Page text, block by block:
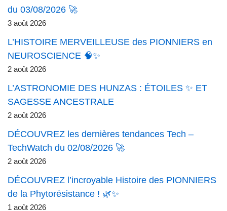
du 03/08/2026 🚀
3 août 2026
L’HISTOIRE MERVEILLEUSE des PIONNIERS en
NEUROSCIENCE 🧠✨
2 août 2026
L’ASTRONOMIE DES HUNZAS : ÉTOILES ✨ ET
SAGESSE ANCESTRALE
2 août 2026
DÉCOUVREZ les dernières tendances Tech –
TechWatch du 02/08/2026 🚀
2 août 2026
DÉCOUVREZ l’incroyable Histoire des PIONNIERS
de la Phytorésistance ! 🌿✨
1 août 2026